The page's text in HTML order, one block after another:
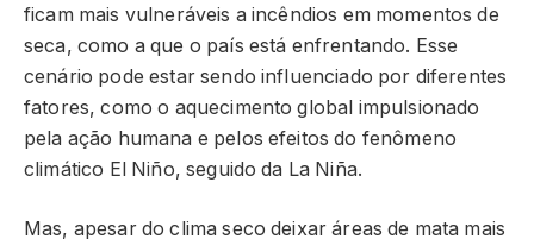
ficam mais vulneráveis a incêndios em momentos de
seca, como a que o país está enfrentando. Esse
cenário pode estar sendo influenciado por diferentes
fatores, como o aquecimento global impulsionado
pela ação humana e pelos efeitos do fenômeno
climático El Niño, seguido da La Niña.
Mas, apesar do clima seco deixar áreas de mata mais